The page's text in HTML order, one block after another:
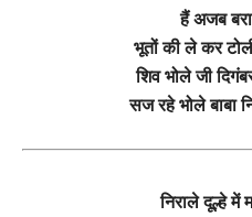
हैं अजब
भूतों की ले कर
शिव भोले जी
सज रहे भोले बाबा
निराले दूल्हे में